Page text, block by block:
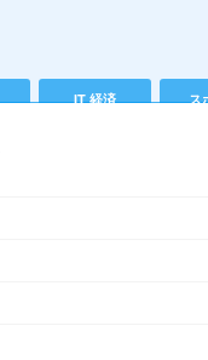
IT 経済 ス